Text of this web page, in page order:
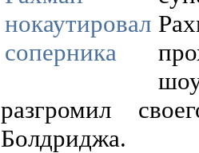
разгромил
Болдриджа.